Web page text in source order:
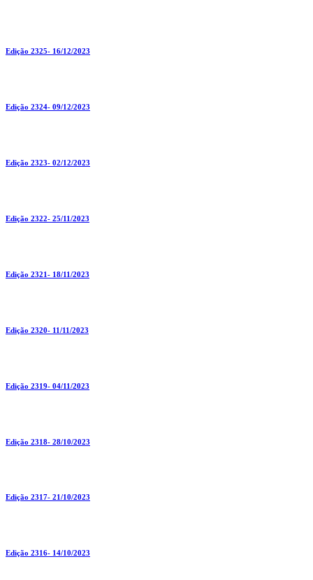
Edição 2325- 16/12/2023
Edição 2324- 09/12/2023
Edição 2323- 02/12/2023
Edição 2322- 25/11/2023
Edição 2321- 18/11/2023
Edição 2320- 11/11/2023
Edição 2319- 04/11/2023
Edição 2318- 28/10/2023
Edição 2317- 21/10/2023
Edição 2316- 14/10/2023